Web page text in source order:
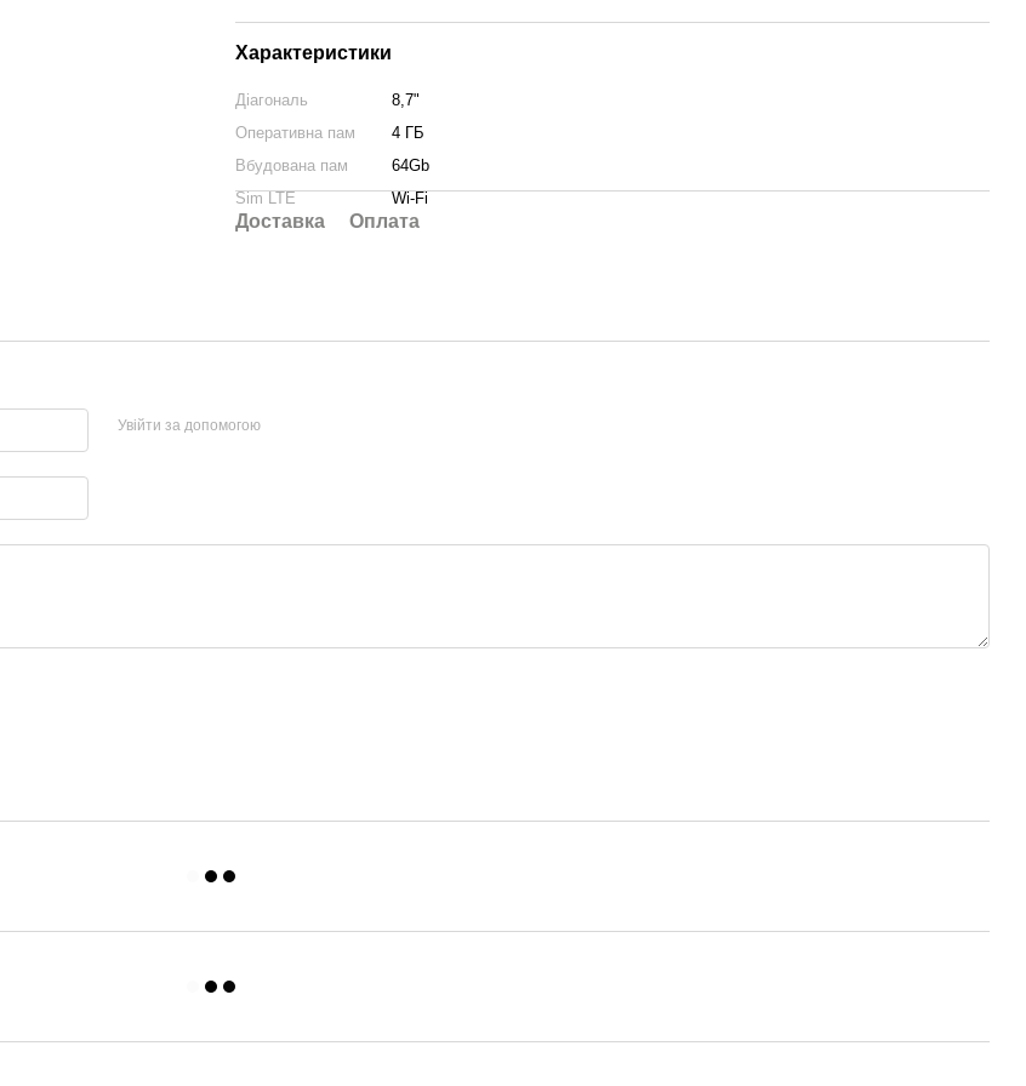
Характеристики
Діагональ
8,7"
Оперативна пам
4 ГБ
Вбудована пам
64Gb
Sim LTE
Wi-Fi
Доставка Оплата
Увійти за допомогою